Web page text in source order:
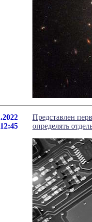
12:45
Представлен
определять